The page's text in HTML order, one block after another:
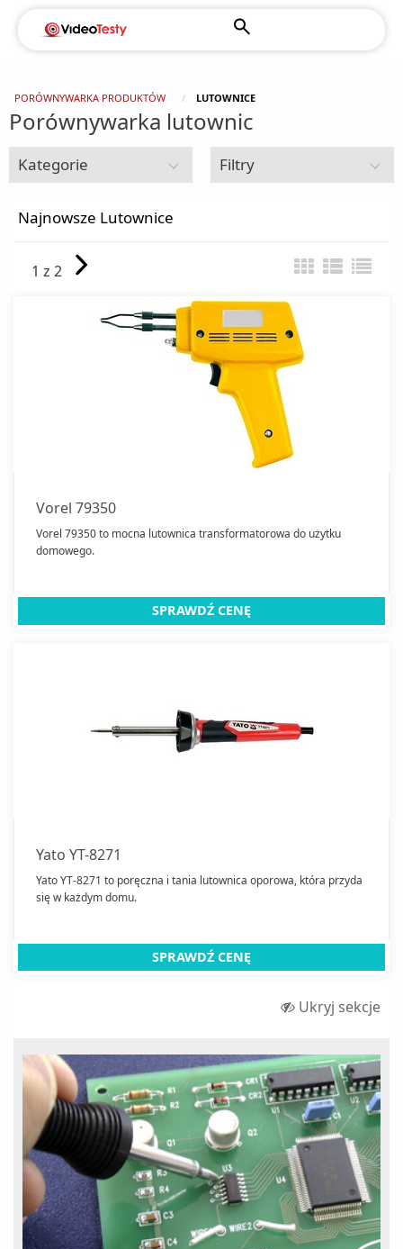
PORÓWNYWARKA PRODUKTÓW LUTOWNICE
Porównywarka lutownic
Kategorie Filtry
Lutownice
Najnowsze Lutownice
1 z 2
Vorel 79350
Vorel 79350 to mocna lutownica transformatorowa do użytku
domowego.
SPRAWDŹ CENĘ
Yato YT-8271
Yato YT-8271 to poręczna i tania lutownica oporowa, która przyda
się w każdym domu.
SPRAWDŹ CENĘ
Ukryj sekcje